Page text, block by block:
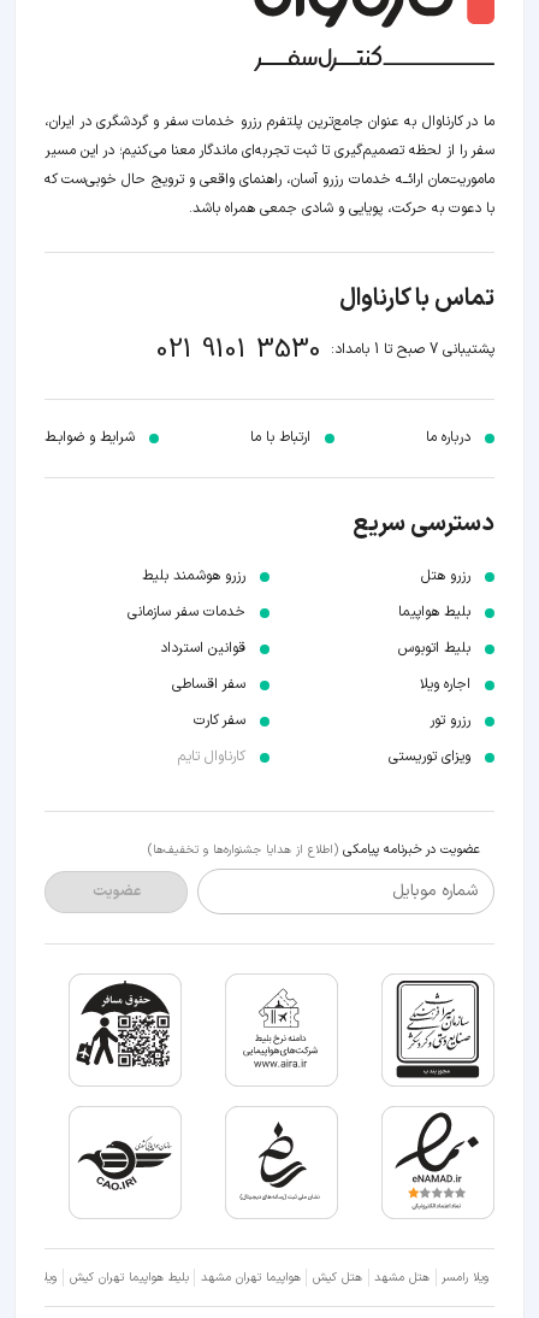
ما در کارناوال به عنوان جامع‌ترین پلتفرم رزرو خدمات سفر و گردشگری در ایران،
سفر را از لحظه‌ تصمیم‌گیری تا ثبت تجربه‌ای ماندگار معنا می‌کنیم؛ در این مسیر‍
ماموریت‌مان اراﺋــﻪ خدمات رزرو آسان، راهنمای واقعی و ترویج حال خوبی‌ست که
با دعوت به حرکت، پویایی و شادی جمعی همراه باشد.
تماس با کارناوال
پشتیبانی 7 صبح تا 1 بامداد: 021 9101 3530
درباره ما ارتباط با ما شرایط و ضوابـط
دسترسی سریع
رزرو هتل
بلیط هواپیما
بلیط اتوبوس
اجاره ویلا
رزرو تور
ویزای توریستی
رزرو هوشمند بلیط
خدمات سفر سازمانی
قوانین استرداد
سفر اقساطی
سفر کارت
کارناوال تایم
عضویت در خبرنامه پیامکی (اطلاع از هدایا جشنواره‌ها و تخفیف‌ها)
شماره موبایل عضویت
ویلا رامسر هتل مشهد هتل کیش هواپیما تهران مشهد بلیط هواپیما تهران کیش ویلا شمال